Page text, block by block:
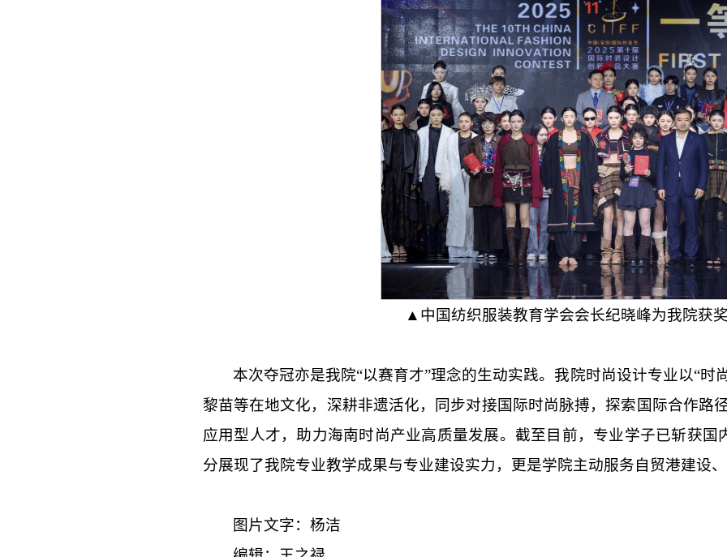
▲中国纺织服装教育学会会长纪晓峰为我院获
本次夺冠亦是我院“以赛育才”理念的生动实践。我院时尚设计专业以“
黎苗等在地文化，深耕非遗活化，同步对接国际时尚脉搏，探索国际合作路
应用型人才，助力海南时尚产业高质量发展。截至目前，专业学子已斩获
分展现了我院专业教学成果与专业建设实力，更是学院主动服务自贸港建设
图片文字：杨洁